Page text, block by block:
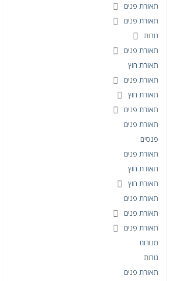
תאורת פנים
תאורת פנים
נורות
תאורת פנים
תאורת חוץ
תאורת פנים
תאורת חוץ
תאורת פנים
תאורת פנים
פנסים
תאורת פנים
תאורת חוץ
תאורת חוץ
תאורת פנים
תאורת פנים
תאורת פנים
מנורות
נורות
תאורת פנים